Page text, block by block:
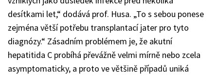
desítkami let,“ dodává prof. Husa. „To s sebou ponese
zejména větší potřebu transplantací jater pro tyto
diagnózy.“ Zásadním problémem je, že akutní
hepatitida C probíhá převážně velmi mírně nebo zcela
asymptomaticky, a proto ve většině případů uniká